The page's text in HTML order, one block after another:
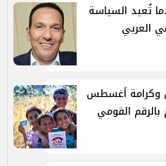
تُعيد السياسة
العربي
وكرامة أغسطس
بالرقم القومي